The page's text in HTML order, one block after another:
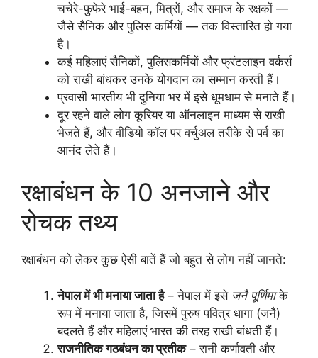
चचेरे-फुफेरे भाई-बहन, मित्रों, और समाज के रक्षकों —
जैसे सैनिक और पुलिस कर्मियों — तक विस्तारित हो गया
है।
कई महिलाएं सैनिकों, पुलिसकर्मियों और फ्रंटलाइन वर्कर्स
को राखी बांधकर उनके योगदान का सम्मान करती हैं।
प्रवासी भारतीय भी दुनिया भर में इसे धूमधाम से मनाते हैं।
दूर रहने वाले लोग कूरियर या ऑनलाइन माध्यम से राखी
भेजते हैं, और वीडियो कॉल पर वर्चुअल तरीके से पर्व का
आनंद लेते हैं।
रक्षाबंधन के 10 अनजाने और
रोचक तथ्य
रक्षाबंधन को लेकर कुछ ऐसी बातें हैं जो बहुत से लोग नहीं जानते:
नेपाल में भी मनाया जाता है– नेपाल में इसे जनै पूर्णिमाके
रूप में मनाया जाता है, जिसमें पुरुष पवित्र धागा (जनै)
बदलते हैं और महिलाएं भारत की तरह राखी बांधती हैं।
राजनीतिक गठबंधन का प्रतीक– रानी कर्णावती और